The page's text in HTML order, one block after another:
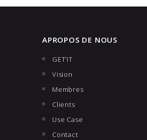
APROPOS DE NOUS
GET’IT
Vision
Membres
Clients
Use Case
Contact